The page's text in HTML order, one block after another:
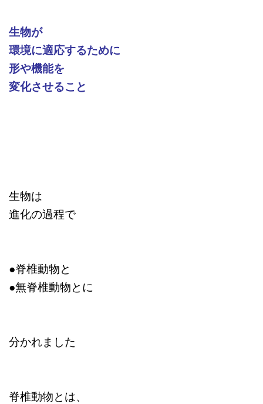
生物が
環境に適応するために
形や機能を
変化させること
生物は
進化の過程で
●脊椎動物と
●無脊椎動物とに
分かれました
脊椎動物とは、